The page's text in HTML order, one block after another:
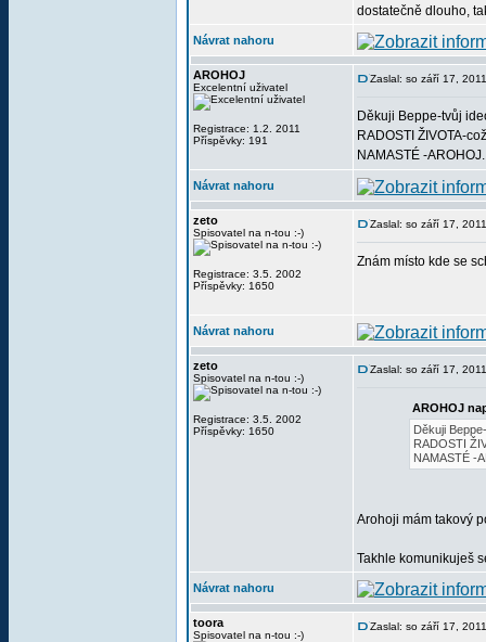
dostatečně dlouho,
Návrat nahoru
AROHOJ
Excelentní uživatel
Registrace: 1.2. 2011
Příspěvky: 191
Zaslal: so září 17,
Děkuji Beppe-tvůj
RADOSTI ŽIVOTA-
NAMASTÉ -AROHOJ.
Návrat nahoru
zeto
Spisovatel na n-tou :-)
Registrace: 3.5. 2002
Příspěvky: 1650
Zaslal: so září 17,
Znám místo kde se
Návrat nahoru
zeto
Spisovatel na n-tou :-)
Registrace: 3.5. 2002
Příspěvky: 1650
Zaslal: so září 17,
AROHOJ
Děkuji
RADOSTI
NAMASTÉ -
Arohoji mám takový
Takhle komunikuješ
Návrat nahoru
toora
Spisovatel na n-tou :-)
Zaslal: so září 17,